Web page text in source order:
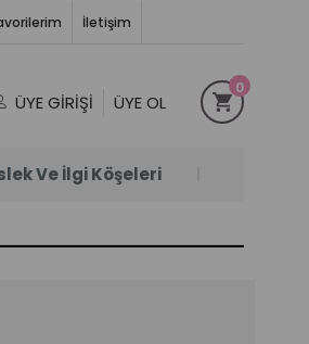
İletişim
ÜYE GIRIŞI ÜYE OL
0
Ve İlgi Köşeleri